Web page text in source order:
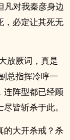
凡对我秦彦身边
，必定让其死无
放厥词，真是
总指挥冷哼一
连阵型都已经顾
皆斩杀于此。
的大开杀戒？杀